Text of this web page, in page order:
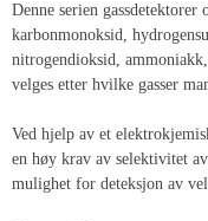
Denne serien
karbonmonoksid,
nitrogendioksid,
velges etter hvilke gasser
Ved hjelp av et
en høy krav av selektivitet
mulighet for deteksjon av